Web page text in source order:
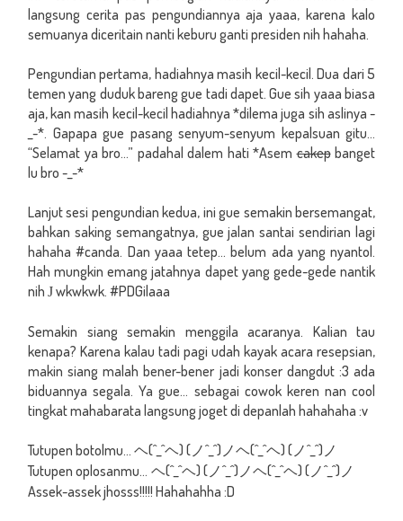
langsung cerita pas pengundiannya aja yaaa, karena kalo
semuanya diceritain nanti keburu ganti presiden nih hahaha.
Pengundian pertama, hadiahnya masih kecil-kecil. Dua dari 5
temen yang duduk bareng gue tadi dapet. Gue sih yaaa biasa
aja, kan masih kecil-kecil hadiahnya *dilema juga sih aslinya -
_-*. Gapapa gue pasang senyum-senyum kepalsuan gitu...
“Selamat ya bro...” padahal dalem hati *Asemcakepbanget
lu bro -_-*
Lanjut sesi pengundian kedua, ini gue semakin bersemangat,
bahkan saking semangatnya, gue jalan santai sendirian lagi
hahaha #canda. Dan yaaa tetep... belum ada yang nyantol.
Hah mungkin emang jatahnya dapet yang gede-gede nantik
nih Jwkwkwk. #PDGilaaa
Semakin siang semakin menggila acaranya. Kalian tau
kenapa? Karena kalau tadi pagi udah kayak acara resepsian,
makin siang malah bener-bener jadi konser dangdut :3 ada
biduannya segala. Ya gue... sebagai cowok keren nan cool
tingkat mahabarata langsung joget di depanlah hahahaha :v
Tutupen botolmu... ヘ(^_^ヘ) (ノ^_^) ノヘ(^_^ヘ) (ノ^_^) ノ
Tutupen oplosanmu... ヘ(^_^ヘ) (ノ^_^) ノヘ(^_^ヘ) (ノ^_^) ノ
Assek-assek jhosss!!!!! Hahahahha :D